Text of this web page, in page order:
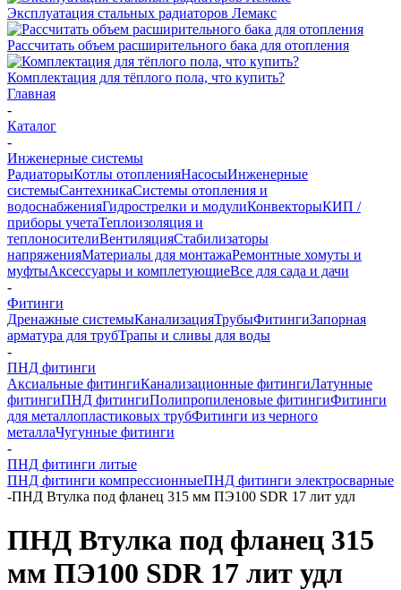
Эксплуатация стальных радиаторов Лемакс
Рассчитать объем расширительного бака для отопления
Комплектация для тёплого пола, что купить?
Главная
-
Каталог
-
Инженерные системы
РадиаторыКотлы отопленияНасосыИнженерные
системыСантехникаСистемы отопления и
водоснабженияГидрострелки и модулиКонвекторыКИП /
приборы учетаТеплоизоляция и
теплоносителиВентиляцияСтабилизаторы
напряженияМатериалы для монтажаРемонтные хомуты и
муфтыАксессуары и комплетующиеВсе для сада и дачи
-
Фитинги
Дренажные системыКанализацияТрубыФитингиЗапорная
арматура для трубТрапы и сливы для воды
-
ПНД фитинги
Аксиальные фитингиКанализационные фитингиЛатунные
фитингиПНД фитингиПолипропиленовые фитингиФитинги
для металлопластиковых трубФитинги из черного
металлаЧугунные фитинги
-
ПНД фитинги литые
ПНД фитинги компрессионныеПНД фитинги электросварные
-ПНД Втулка под фланец 315 мм ПЭ100 SDR 17 лит удл
ПНД Втулка под фланец 315
мм ПЭ100 SDR 17 лит удл